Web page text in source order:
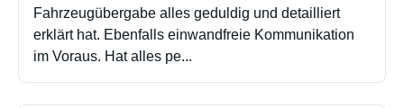
Fahrzeugübergabe alles geduldig und detailliert
erklärt hat. Ebenfalls einwandfreie Kommunikation
im Voraus. Hat alles pe...